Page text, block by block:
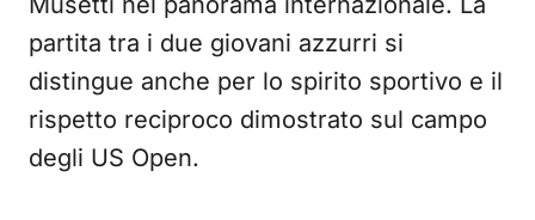
partita tra i due giovani azzurri si
distingue anche per lo spirito sportivo e il
rispetto reciproco dimostrato sul campo
degli US Open.